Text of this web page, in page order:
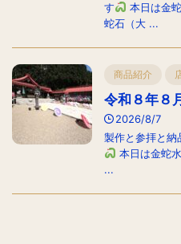
す
本日は金
蛇石（大 ...
商品紹介
令和８年８
2026/8/7
製作と参拝と納
本日は金蛇
...